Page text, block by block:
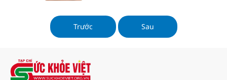
không chỉ gây khó chịu mà còn ảnh
hưởng đến vẻ ngoài của bạn. Vậy
lý do nào khiến da không "ăn" kem
Trước Sau